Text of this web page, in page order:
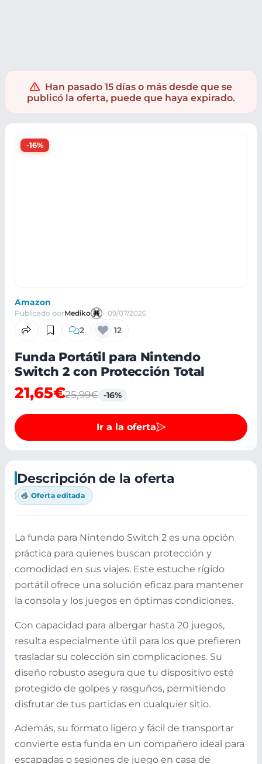
Han pasado 15 días o más desde que se
publicó la oferta, puede que haya expirado.
-16%
Amazon
Publicado porMediko 09/07/2026
2 12
Funda Portátil para Nintendo
Switch 2 con Protección Total
21,65€25,99€ -16%
Ir a la oferta
Descripción de la oferta
Oferta editada
La funda para Nintendo Switch 2 es una opción
práctica para quienes buscan protección y
comodidad en sus viajes. Este estuche rígido
portátil ofrece una solución eficaz para mantener
la consola y los juegos en óptimas condiciones.
Con capacidad para albergar hasta 20 juegos,
resulta especialmente útil para los que prefieren
trasladar su colección sin complicaciones. Su
diseño robusto asegura que tu dispositivo esté
protegido de golpes y rasguños, permitiendo
disfrutar de tus partidas en cualquier sitio.
Además, su formato ligero y fácil de transportar
convierte esta funda en un compañero ideal para
escapadas o sesiones de juego en casa de